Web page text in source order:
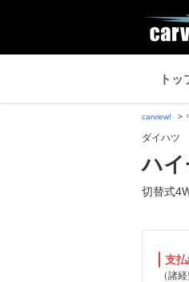
トッ
carview!
ダイハツ
ハ
切替式
支
（諸